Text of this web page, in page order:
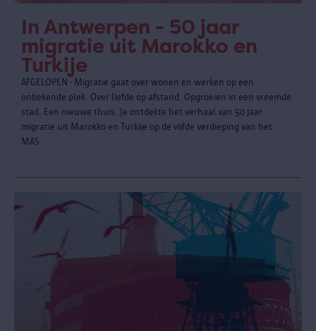
In Antwerpen - 50 jaar
migratie uit Marokko en
Turkije
AFGELOPEN - Migratie gaat over wonen en werken op een
onbekende plek. Over liefde op afstand. Opgroeien in een vreemde
stad. Een nieuwe thuis. Je ontdekte het verhaal van 50 jaar
migratie uit Marokko en Turkije op de vijfde verdieping van het
MAS.